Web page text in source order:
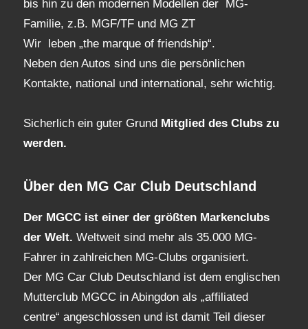
bis hin zu den modernen Modellen der MG-
Familie, z.B. MGF/TF und MG ZT
Wir leben „the marque of friendship“.
Neben den Autos sind uns die persönlichen
Kontakte, national und international, sehr wichtig.
Sicherlich ein guter Grund Mitglied des Clubs zu
werden.
Über den MG Car Club Deutschland
Der MGCC ist einer der größten Markenclubs
der Welt. Weltweit sind mehr als 35.000 MG-
Fahrer in zahlreichen MG-Clubs organisiert.
Der MG Car Club Deutschland ist dem englischen
Mutterclub MGCC in Abingdon als „affiliated
centre“ angeschlossen und ist damit Teil dieser